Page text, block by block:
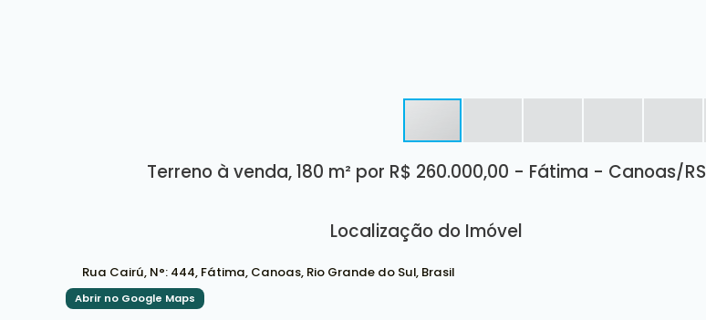
Terreno à venda, 180 m² por R$ 260.000,00 - Fátima - Canoas/RS
Localização do Imóvel
Rua Cairú, N°: 444, Fátima, Canoas, Rio Grande do Sul, Brasil
Abrir no Google Maps